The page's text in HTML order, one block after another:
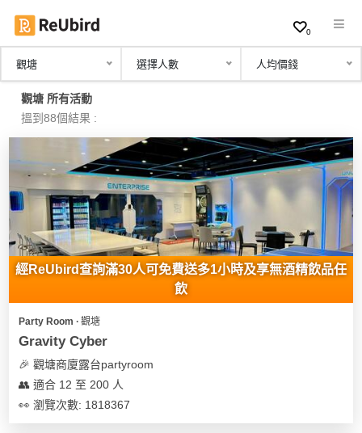
繁
中
EN
登
入
註
冊
服
務
及
產
品
0
觀塘 選擇人數 人均價錢
觀塘 所有活動
搵到88個結果 :
經ReUbird查詢滿30人可免費送多1小時及享無酒精飲品任
飲
Party Room ∙ 觀塘
Gravity Cyber
🎉 觀塘商廈露台partyroom
👥 適合 12 至 200 人
👀 瀏覽次數: 1818367